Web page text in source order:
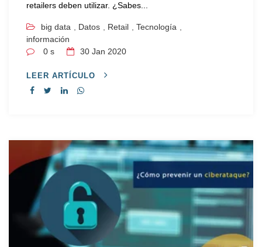
retailers deben utilizar. ¿Sabes...
big data Datos Retail Tecnología
información
0 s
30 Jan 2020
LEER ARTÍCULO